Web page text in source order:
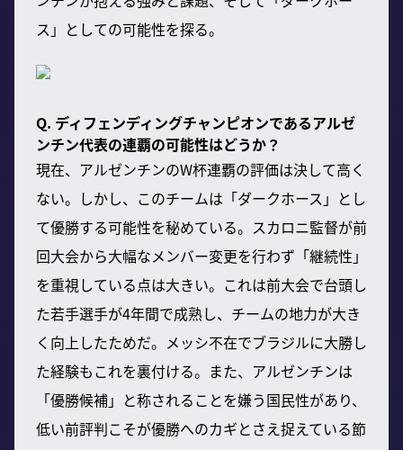
ス」としての可能性を探る。
Q. ディフェンディングチャンピオンであるアルゼ
ンチン代表の連覇の可能性はどうか？
現在、アルゼンチンのW杯連覇の評価は決して高く
ない。しかし、このチームは「ダークホース」とし
て優勝する可能性を秘めている。スカロニ監督が前
回大会から大幅なメンバー変更を行わず「継続性」
を重視している点は大きい。これは前大会で台頭し
た若手選手が4年間で成熟し、チームの地力が大き
く向上したためだ。メッシ不在でブラジルに大勝し
た経験もこれを裏付ける。また、アルゼンチンは
「優勝候補」と称されることを嫌う国民性があり、
低い前評判こそが優勝へのカギとさえ捉えている節